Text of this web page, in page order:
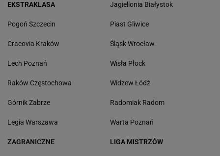
EKSTRAKLASA
Pogoń Szczecin
Cracovia Kraków
Lech Poznań
Raków Częstochowa
Górnik Zabrze
Legia Warszawa
Jagiellonia Białystok
Piast Gliwice
Śląsk Wrocław
Wisła Płock
Widzew Łódź
Radomiak Radom
Warta Poznań
ZAGRANICZNE LIGA MISTRZÓW